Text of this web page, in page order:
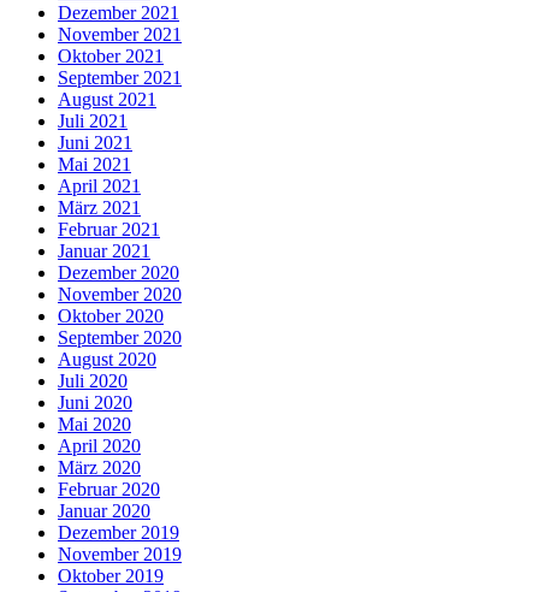
Dezember 2021
November 2021
Oktober 2021
September 2021
August 2021
Juli 2021
Juni 2021
Mai 2021
April 2021
März 2021
Februar 2021
Januar 2021
Dezember 2020
November 2020
Oktober 2020
September 2020
August 2020
Juli 2020
Juni 2020
Mai 2020
April 2020
März 2020
Februar 2020
Januar 2020
Dezember 2019
November 2019
Oktober 2019